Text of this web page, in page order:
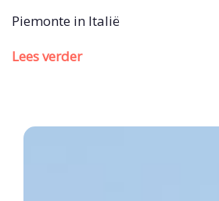
Piemonte in Italië
Lees verder